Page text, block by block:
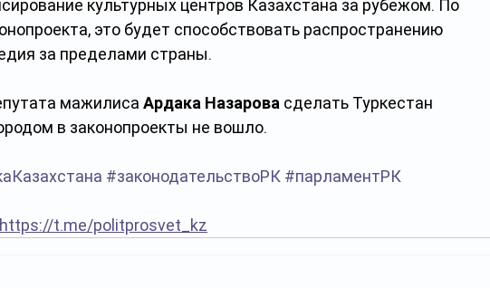
культурных центров Казахстана за рубежом. По
это будет способствовать распространению
за пределами страны.
мажилиса Ардака Назарова сделать Туркестан
в законопроекты не вошло.
#законодательствоРК #парламентРК
https://t.me/politprosvet_kz